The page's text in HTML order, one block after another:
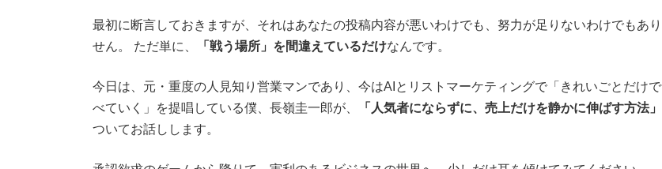
最初に断言しておきますが、それはあなたの投稿内容が悪いわけでも、努力が足りないわけでもあり
せん。 ただ単に、
「戦う場所」を間違えているだけなんです。
今日は、元・重度の人見知り営業マンであり、今はAIとリストマーケティングで「きれいごとだけ
べていく」を提唱している僕、長嶺圭一郎が、
「人気者にならずに、売上だけを静かに伸ばす方法」
ついてお話しします。